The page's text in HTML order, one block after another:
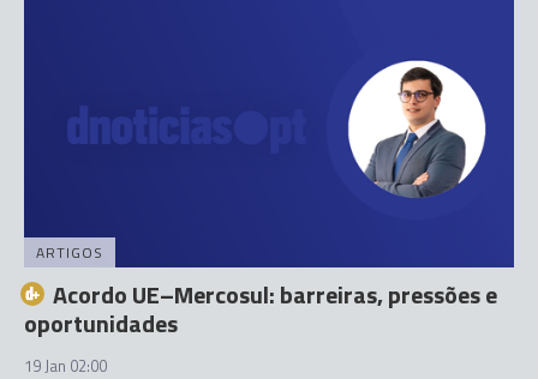
ARTIGOS
Acordo UE–Mercosul: barreiras, pressões e
oportunidades
19 Jan 02:00